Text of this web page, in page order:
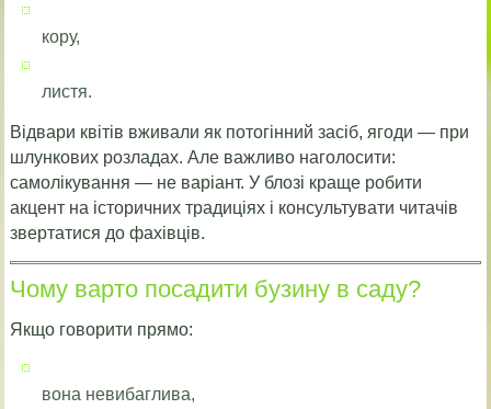
кору,
листя.
Відвари квітів вживали як потогінний засіб, ягоди — при
шлункових розладах. Але важливо наголосити:
самолікування — не варіант. У блозі краще робити
акцент на історичних традиціях і консультувати читачів
звертатися до фахівців.
Чому варто посадити бузину в саду?
Якщо говорити прямо:
вона невибаглива,